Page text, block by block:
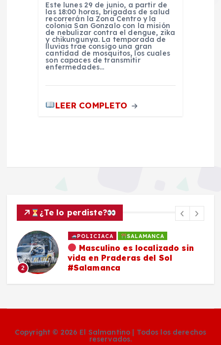
Este lunes 29 de junio, a partir de
las 18:00 horas, brigadas de salud
recorrerán la Zona Centro y la
colonia San Gonzalo con la misión
de nebulizar contra el dengue, zika
y chikungunya. La temporada de
lluvias trae consigo una gran
cantidad de mosquitos, los cuales
son capaces de transmitir
enfermedades…
LEER COMPLETO
¿Te lo perdiste?
2
POLICIACA SALAMANCA
Masculino es localizado sin
vida en Praderas del Sol
#Salamanca
Copyright © 2026 El Salmantino | Todos los derechos
reservados.